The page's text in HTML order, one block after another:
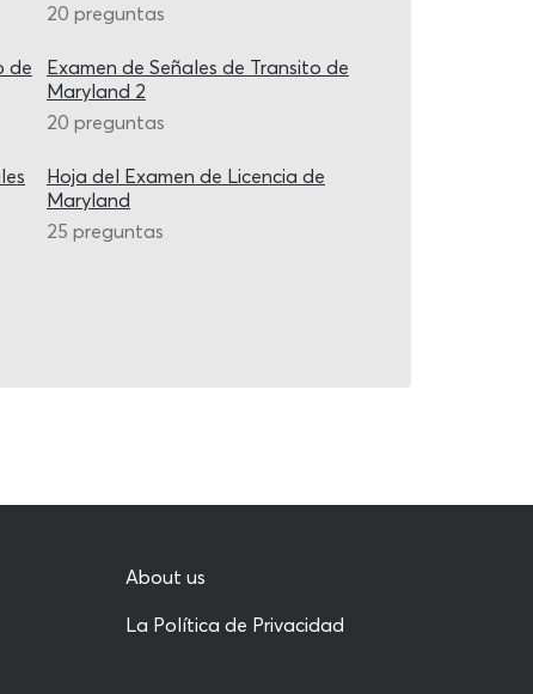
20 preguntas
de
Examen de Señales de Transito de
Maryland 2
20 preguntas
Hoja del Examen de Licencia de
Maryland
25 preguntas
About us
La Política de Privacidad